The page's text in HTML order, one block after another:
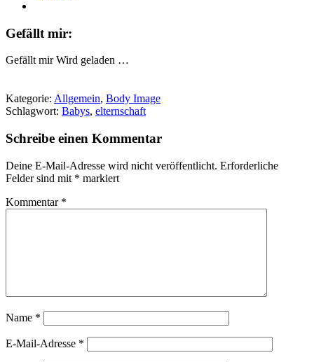
Gefällt mir:
Gefällt mir Wird geladen …
Kategorie: Allgemein, Body Image
Schlagwort: Babys, elternschaft
Schreibe einen Kommentar
Deine E-Mail-Adresse wird nicht veröffentlicht. Erforderliche
Felder sind mit * markiert
Kommentar *
Name *
E-Mail-Adresse *